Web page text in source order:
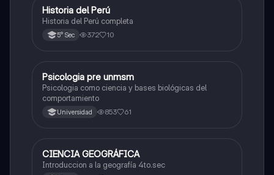
Ciencias Sociales
Historia del Perú
Historia del Perú completa
5° Sec 372 10
Ciencias Sociales
Psicologia pre unmsm
Psicologia como ciencia y bases biológicas del
comportamiento
Universidad 853 61
Ciencias Sociales
CIENCIA GEOGRÁFICA
Introduccion a la geografía 4to.sec